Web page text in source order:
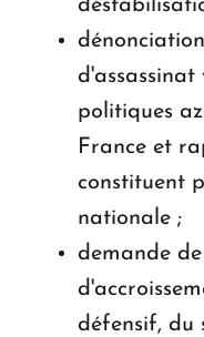
politiques
France et
constituent
nationale ;
demande
défensif, du